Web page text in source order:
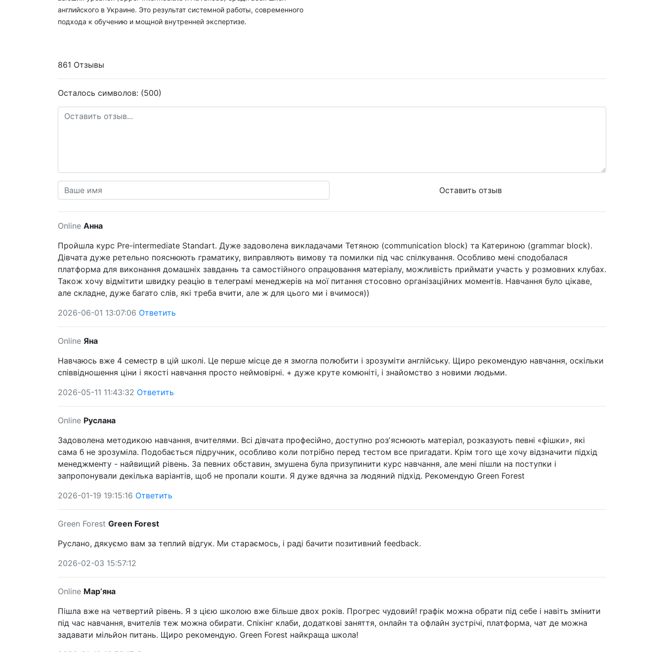
английского в Украине. Это результат системной работы, современного
подхода к обучению и мощной внутренней экспертизе.
861 Отзывы
Осталось символов: (500)
Оставить отзыв
Online Анна
Пройшла курс Pre-intermediate Standart. Дуже задоволена викладачами Тетяною (communication block) та Катериною (grammar block).
Дівчата дуже ретельно пояснюють граматику, виправляють вимову та помилки під час спілкування. Особливо мені сподобалася
платформа для виконання домашніх завданнь та самостійного опрацювання матеріалу, можливість приймати участь у розмовних клубах.
Також хочу відмітити швидку реацію в телеграмі менеджерів на мої питання стосовно організаційних моментів. Навчання було цікаве,
але складне, дуже багато слів, які треба вчити, але ж для цього ми і вчимося))
2026-06-01 13:07:06 Ответить
Online Яна
Навчаюсь вже 4 семестр в цій школі. Це перше місце де я змогла полюбити і зрозуміти англійську. Щиро рекомендую навчання, оскільки
співвідношення ціни і якості навчання просто неймовірні. + дуже круте комюніті, і знайомство з новими людьми.
2026-05-11 11:43:32 Ответить
Online Руслана
Задоволена методикою навчання, вчителями. Всі дівчата професійно, доступно розʼяснюють матеріал, розказують певні «фішки», які
сама б не зрозуміла. Подобається підручник, особливо коли потрібно перед тестом все пригадати. Крім того ще хочу відзначити підхід
менеджменту - найвищий рівень. За певних обставин, змушена була призупинити курс навчання, але мені пішли на поступки і
запропонували декілька варіантів, щоб не пропали кошти. Я дуже вдячна за людяний підхід. Рекомендую Green Forest
2026-01-19 19:15:16 Ответить
Green Forest Green Forest
Руслано, дякуємо вам за теплий відгук. Ми стараємось, і раді бачити позитивний feedback.
2026-02-03 15:57:12
Online Марʼяна
Пішла вже на четвертий рівень. Я з цією школою вже більше двох років. Прогрес чудовий! графік можна обрати під себе і навіть змінити
під час навчання, вчителів теж можна обирати. Спікінг клаби, додаткові заняття, онлайн та офлайн зустрічі, платформа, чат де можна
задавати мільйон питань. Щиро рекомендую. Green Forest найкраща школа!